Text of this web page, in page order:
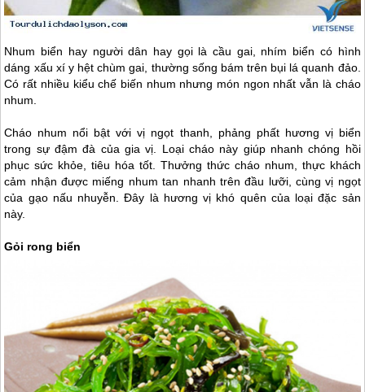
Nhum biển hay người dân hay gọi là cầu gai, nhím biển có hình
dáng xấu xí y hệt chùm gai, thường sống bám trên bụi lá quanh đảo.
Có rất nhiều kiểu chế biến nhum nhưng món ngon nhất vẫn là cháo
nhum.
Cháo nhum nổi bật với vị ngọt thanh, phảng phất hương vị biển
trong sự đậm đà của gia vị. Loại cháo này giúp nhanh chóng hồi
phục sức khỏe, tiêu hóa tốt. Thưởng thức cháo nhum, thực khách
cảm nhận được miếng nhum tan nhanh trên đầu lưỡi, cùng vị ngọt
của gạo nấu nhuyễn. Đây là hương vị khó quên của loại đặc sản
này.
Gỏi rong biển